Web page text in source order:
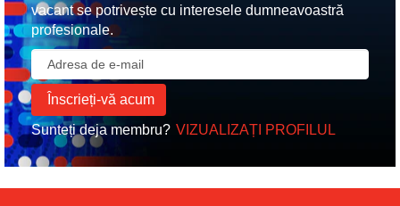
vacant se potrivește cu interesele dumneavoastră
profesionale.
Sunteți deja membru? VIZUALIZAȚI PROFILUL